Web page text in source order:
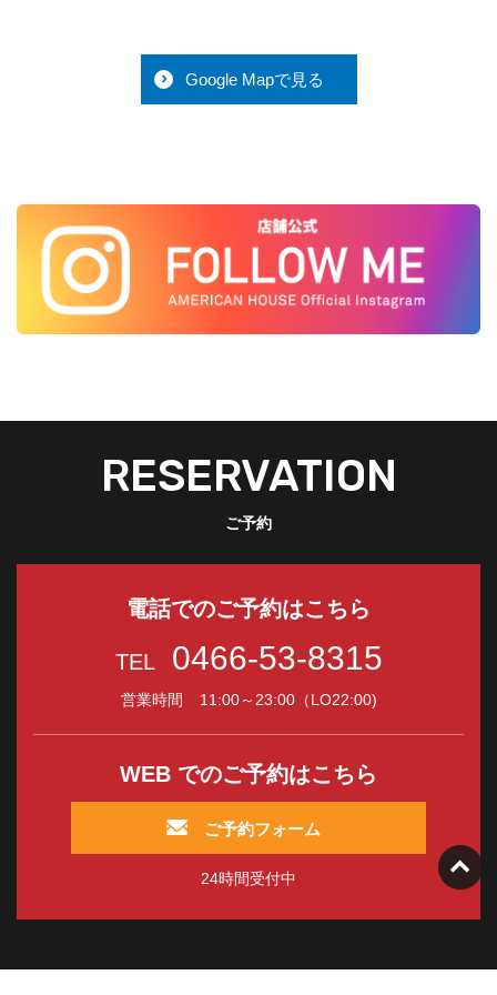
Google Mapで見る
RESERVATION
ご予約
電話でのご予約はこちら
TEL 0466-53-8315
営業時間 11:00～23:00（LO22:00)
WEB でのご予約はこちら
ご予約フォーム
24時間受付中